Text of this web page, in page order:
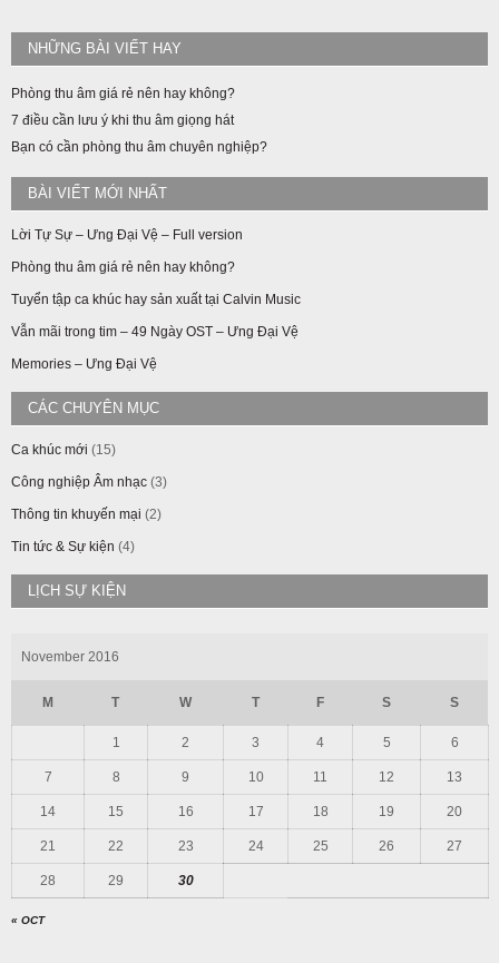
NHỮNG BÀI VIẾT HAY
Phòng thu âm giá rẻ nên hay không?
7 điều cần lưu ý khi thu âm giọng hát
Bạn có cần phòng thu âm chuyên nghiệp?
BÀI VIẾT MỚI NHẤT
Lời Tự Sự – Ưng Đại Vệ – Full version
Phòng thu âm giá rẻ nên hay không?
Tuyển tập ca khúc hay sản xuất tại Calvin Music
Vẫn mãi trong tim – 49 Ngày OST – Ưng Đại Vệ
Memories – Ưng Đại Vệ
CÁC CHUYÊN MỤC
Ca khúc mới (15)
Công nghiệp Âm nhạc (3)
Thông tin khuyến mại (2)
Tin tức & Sự kiện (4)
LỊCH SỰ KIỆN
November 2016
M T W T F S S
« OCT
1 2 3 4 5 6
7 8 9 10 11 12 13
14 15 16 17 18 19 20
21 22 23 24 25 26 27
28 29 30